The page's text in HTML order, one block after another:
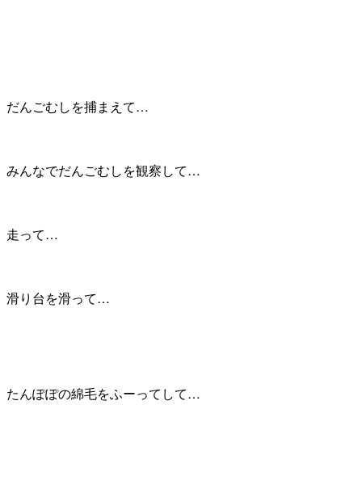
だんごむしを捕まえて…
みんなでだんごむしを観察して…
走って…
滑り台を滑って…
たんぽぽの綿毛をふーってして…